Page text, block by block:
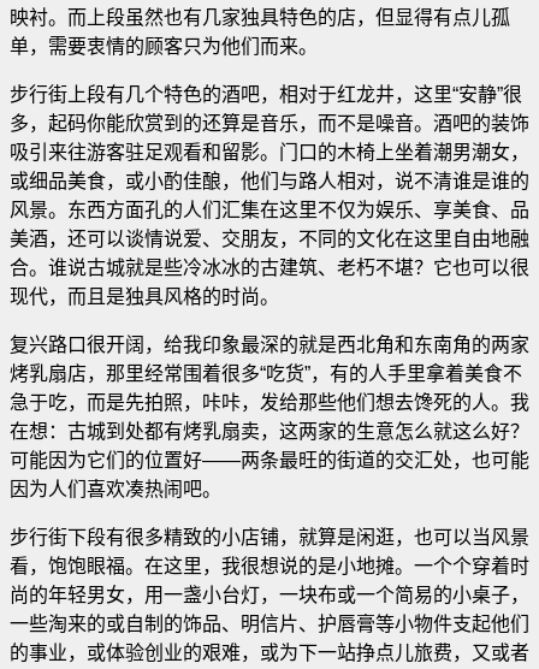
映衬。而上段虽然也有几家独具特色的店，但显得有点儿孤
单，需要衷情的顾客只为他们而来。
步行街上段有几个特色的酒吧，相对于红龙井，这里“安静”很
多，起码你能欣赏到的还算是音乐，而不是噪音。酒吧的装饰
吸引来往游客驻足观看和留影。门口的木椅上坐着潮男潮女，
或细品美食，或小酌佳酿，他们与路人相对，说不清谁是谁的
风景。东西方面孔的人们汇集在这里不仅为娱乐、享美食、品
美酒，还可以谈情说爱、交朋友，不同的文化在这里自由地融
合。谁说古城就是些冷冰冰的古建筑、老朽不堪？它也可以很
现代，而且是独具风格的时尚。
复兴路口很开阔，给我印象最深的就是西北角和东南角的两家
烤乳扇店，那里经常围着很多“吃货”，有的人手里拿着美食不
急于吃，而是先拍照，咔咔，发给那些他们想去馋死的人。我
在想：古城到处都有烤乳扇卖，这两家的生意怎么就这么好？
可能因为它们的位置好——两条最旺的街道的交汇处，也可能
因为人们喜欢凑热闹吧。
步行街下段有很多精致的小店铺，就算是闲逛，也可以当风景
看，饱饱眼福。在这里，我很想说的是小地摊。一个个穿着时
尚的年轻男女，用一盏小台灯，一块布或一个简易的小桌子，
一些淘来的或自制的饰品、明信片、护唇膏等小物件支起他们
的事业，或体验创业的艰难，或为下一站挣点儿旅费，又或者